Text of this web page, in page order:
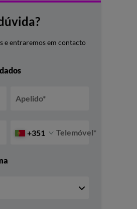
e entraremos em contacto
Apelido*
+351 Telemóvel*